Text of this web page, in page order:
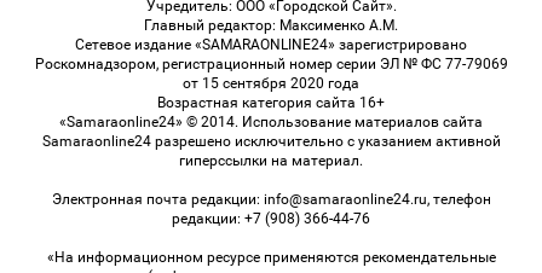
Учредитель: ООО «Городской Сайт».
Главный редактор: Максименко А.М.
Сетевое издание «SAMARAONLINE24» зарегистрировано
Роскомнадзором, регистрационный номер серии ЭЛ № ФС 77-79069
от 15 сентября 2020 года
Возрастная категория сайта 16+
«Samaraonline24» © 2014. Использование материалов сайта
Samaraonline24 разрешено исключительно с указанием активной
гиперссылки на материал.
Электронная почта редакции: info@samaraonline24.ru, телефон
редакции: +7 (908) 366-44-76
«На информационном ресурсе применяются рекомендательные